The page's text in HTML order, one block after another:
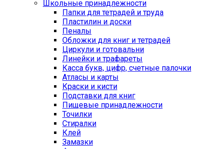
Школьные принадлежности
Папки для тетрадей и труда
Пластилин и доски
Пеналы
Обложки для книг и тетрадей
Циркули и готовальни
Линейки и трафареты
Касса букв, цифр, счетные палочки
Атласы и карты
Краски и кисти
Подставки для книг
Пищевые принадлежности
Точилки
Стиралки
Клей
Замазки